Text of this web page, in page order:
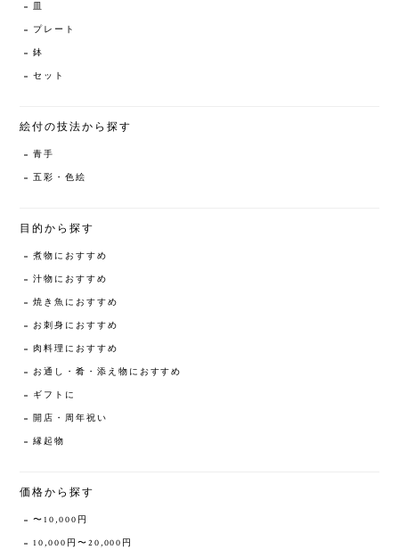
皿
プレート
鉢
セット
絵付の技法から探す
青手
五彩・色絵
目的から探す
煮物におすすめ
汁物におすすめ
焼き魚におすすめ
お刺身におすすめ
肉料理におすすめ
お通し・肴・添え物におすすめ
ギフトに
開店・周年祝い
縁起物
価格から探す
〜10,000円
10,000円〜20,000円